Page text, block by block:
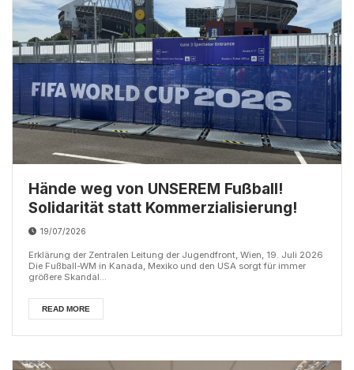
Hände weg von UNSEREM Fußball!
Solidarität statt Kommerzialisierung!
19/07/2026
Erklärung der Zentralen Leitung der Jugendfront, Wien, 19. Juli 2026
Die Fußball-WM in Kanada, Mexiko und den USA sorgt für immer
größere Skandal...
READ MORE